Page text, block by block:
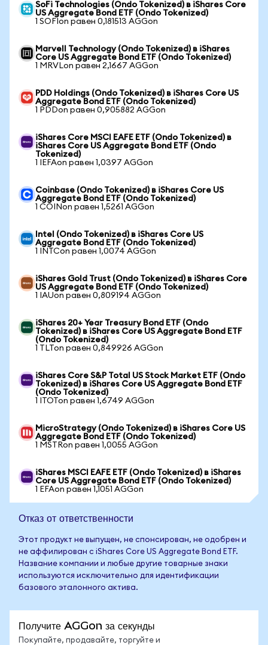
SoFi Technologies (Ondo Tokenized) в iShares Core
US Aggregate Bond ETF (Ondo Tokenized)
1 SOFIon равен 0,181513 AGGon
Marvell Technology (Ondo Tokenized) в iShares
Core US Aggregate Bond ETF (Ondo Tokenized)
1 MRVLon равен 2,1667 AGGon
PDD Holdings (Ondo Tokenized) в iShares Core US
Aggregate Bond ETF (Ondo Tokenized)
1 PDDon равен 0,905882 AGGon
iShares Core MSCI EAFE ETF (Ondo Tokenized) в
iShares Core US Aggregate Bond ETF (Ondo
Tokenized)
1 IEFAon равен 1,0397 AGGon
Coinbase (Ondo Tokenized) в iShares Core US
Aggregate Bond ETF (Ondo Tokenized)
1 COINon равен 1,5261 AGGon
Intel (Ondo Tokenized) в iShares Core US
Aggregate Bond ETF (Ondo Tokenized)
1 INTCon равен 1,0074 AGGon
iShares Gold Trust (Ondo Tokenized) в iShares Core
US Aggregate Bond ETF (Ondo Tokenized)
1 IAUon равен 0,809194 AGGon
iShares 20+ Year Treasury Bond ETF (Ondo
Tokenized) в iShares Core US Aggregate Bond ETF
(Ondo Tokenized)
1 TLTon равен 0,849926 AGGon
iShares Core S&P Total US Stock Market ETF (Ondo
Tokenized) в iShares Core US Aggregate Bond ETF
(Ondo Tokenized)
1 ITOTon равен 1,6749 AGGon
MicroStrategy (Ondo Tokenized) в iShares Core US
Aggregate Bond ETF (Ondo Tokenized)
1 MSTRon равен 1,0055 AGGon
iShares MSCI EAFE ETF (Ondo Tokenized) в iShares
Core US Aggregate Bond ETF (Ondo Tokenized)
1 EFAon равен 1,1051 AGGon
Отказ от ответственности
Этот продукт не выпущен, не спонсирован, не одобрен и
не аффилирован с iShares Core US Aggregate Bond ETF.
Название компании и любые другие товарные знаки
используются исключительно для идентификации
базового эталонного актива.
Получите AGGon за секунды
Покупайте, продавайте, торгуйте и